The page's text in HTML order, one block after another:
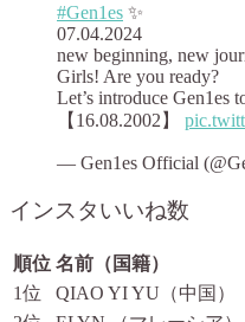
#Gen1es ✨
07.04.2024
new beginning, new
Girls! Are you ready?
Let’s introduce Gen1es
【16.08.2002】
— Gen1es Official
インスタいいね数
順位 名前（国籍）
1位
QIAO YI YU（中国）